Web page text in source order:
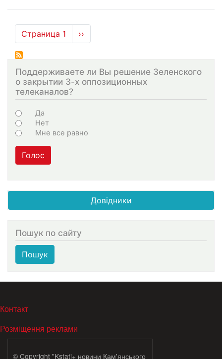
Нумерация
страниц
Страница 1
Следующая
страница
››
Поддерживаете ли Вы решение Зеленского
о закрытии 3-х оппозиционных
телеканалов?
Choices
Да
Нет
Мне все равно
Голос
Довідники
Пошук по сайту
Пошук
МЕНЮ В ПОДВАЛЕ
Контакт
Розміщення реклами
© Copyright "Kstati+ новини Кам'янського